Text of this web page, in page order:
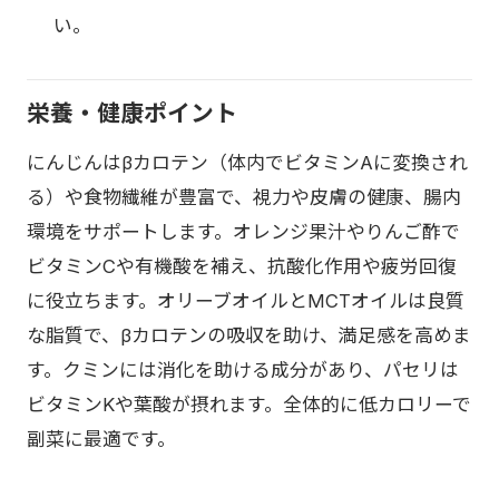
い。
栄養・健康ポイント
にんじんはβカロテン（体内でビタミンAに変換され
る）や食物繊維が豊富で、視力や皮膚の健康、腸内
環境をサポートします。オレンジ果汁やりんご酢で
ビタミンCや有機酸を補え、抗酸化作用や疲労回復
に役立ちます。オリーブオイルとMCTオイルは良質
な脂質で、βカロテンの吸収を助け、満足感を高めま
す。クミンには消化を助ける成分があり、パセリは
ビタミンKや葉酸が摂れます。全体的に低カロリーで
副菜に最適です。